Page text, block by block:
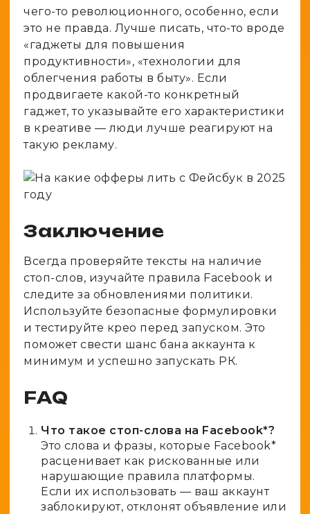
чего-то революционного, особенно, если
это не правда. Лучше писать, что-то вроде
«гаджеты для повышения
продуктивности», «технологии для
облегчения работы в быту». Если
продвигаете какой-то конкретный
гаджет, то указывайте его характеристики
в креативе — люди лучше реагируют на
такую рекламу.
Заключение
Всегда проверяйте тексты на наличие
стоп-слов, изучайте правила Facebook и
следите за обновлениями политики.
Используйте безопасные формулировки
и тестируйте крео перед запуском. Это
поможет свести шанс бана аккаунта к
минимум и успешно запускать РК.
FAQ
Что такое стоп-слова на Facebook*?
Это слова и фразы, которые Facebook*
расценивает как рискованные или
нарушающие правила платформы.
Если их использовать — ваш аккаунт
заблокируют, отклонят объявление или